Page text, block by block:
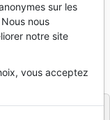
sur les
nous
notre site
vous acceptez